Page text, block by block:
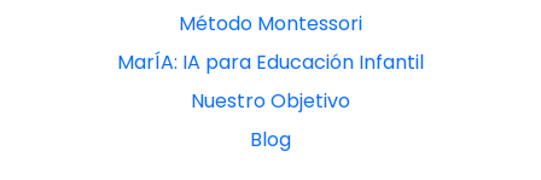
Método Montessori
MarÍA: IA para Educación Infantil
Nuestro Objetivo
Blog